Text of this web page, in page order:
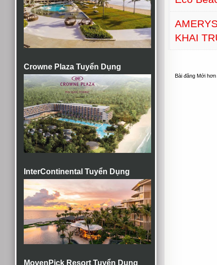
Crowne Plaza Tuyển Dụng
InterContinental Tuyển Dụng
MovenPick Resort Tuyển Dụng
KHAI
Bài đăng Mới hơn